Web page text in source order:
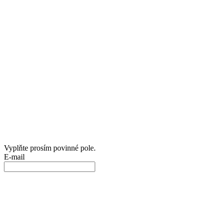
Vyplňte prosím povinné pole.
E-mail